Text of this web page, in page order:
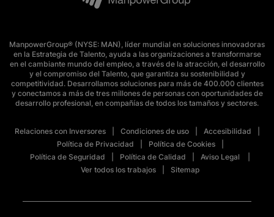
ManpowerGroup® (NYSE: MAN), líder mundial en soluciones innovadoras
en la Estrategia de Talento, ayuda a las organizaciones a transformarse
en el cambiante mundo del empleo, a través de la atracción, el desarrollo
y el compromiso del Talento, que garantiza su sostenibilidad y
competitividad. Desarrollamos soluciones para más de 400.000 clientes
y conectamos a más de tres millones de personas con oportunidades de
desarrollo profesional, en compañías de todos los tamaños y sectores.
Relaciones con Inversores Condiciones de uso
Accesibilidad
Política de Privacidad
Política de Cookies
Política de Seguridad
Política de Calidad
Aviso Legal
Ver todos los trabajos
Sitemap